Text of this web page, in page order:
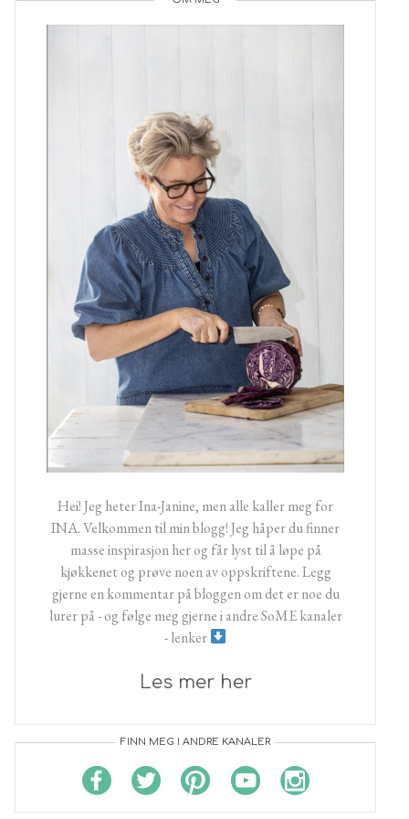
Hei! Jeg heter Ina-Janine, men alle kaller meg for
INA. Velkommen til min blogg! Jeg håper du finner
masse inspirasjon her og får lyst til å løpe på
kjøkkenet og prøve noen av oppskriftene. Legg
gjerne en kommentar på bloggen om det er noe du
lurer på - og følge meg gjerne i andre SoME kanaler
- lenker
Les mer her
FINN MEG I ANDRE KANALER